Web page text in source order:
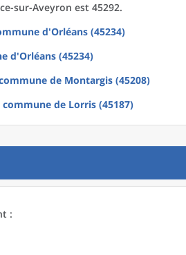
sur-Aveyron est 45292.
d'Orléans (45234)
d'Orléans (45234)
de Montargis (45208)
commune de Lorris (45187)
: